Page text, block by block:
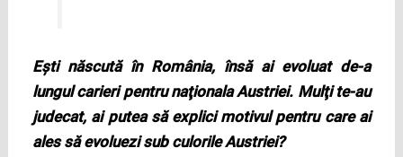
Eşti născută în România, însă ai evoluat de-a
lungul carieri pentru naţionala Austriei. Mulţi te-au
judecat, ai putea să explici motivul pentru care ai
ales să evoluezi sub culorile Austriei?